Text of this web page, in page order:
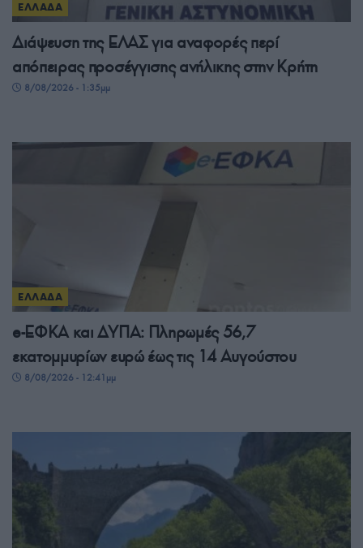
ΕΛΛΑΔΑ
Διάψευση της ΕΛΑΣ για αναφορές περί
απόπειρας προσέγγισης ανήλικης στην Κρήτη
8/08/2026 - 1:35μμ
ΕΛΛΑΔΑ
e-ΕΦΚΑ και ΔΥΠΑ: Πληρωμές 56,7
εκατομμυρίων ευρώ έως τις 14 Αυγούστου
8/08/2026 - 12:41μμ